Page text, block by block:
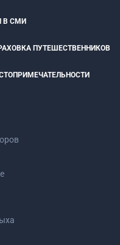
В СМИ
ПУТЕШЕСТВЕННИКОВ